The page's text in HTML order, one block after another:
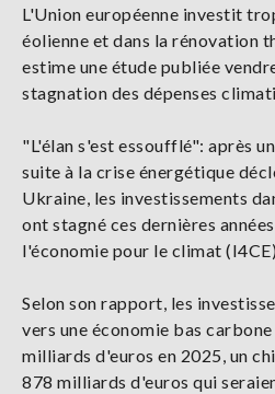
L'Union européenne investit
éolienne et dans la rénovation
estime une étude publiée
stagnation des dépenses
"L'élan s'est essoufflé": après
suite à la crise énergétique
Ukraine, les investissements
ont stagné ces dernières
l'économie pour le climat
Selon son rapport, les
vers une économie bas
milliards d'euros en 2025, un
878 milliards d'euros qui